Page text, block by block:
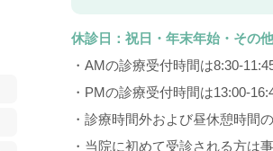
休診日：祝日・年末年始・その
・AMの診療受付時間は8:30-
・PMの診療受付時間は13:00-
・診療時間外および昼休憩時間
・当院に初めて受診される方は